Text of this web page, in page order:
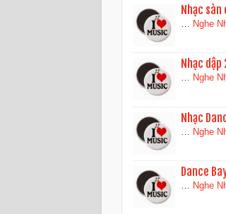
Nhạc
… Nghe
Nhạc dập
… Nghe
Nhạc
Nghe
Dance
Nghe